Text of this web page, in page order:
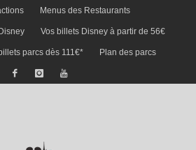
Menus des Restaurants
Vos billets Disney à partir de 56€
parcs dès 111€* Plan des parcs